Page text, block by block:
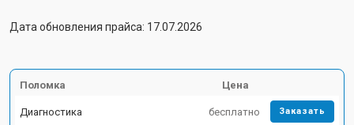
Дата обновления прайса: 17.07.2026
Поломка Цена
Диагностика бесплатно Заказать